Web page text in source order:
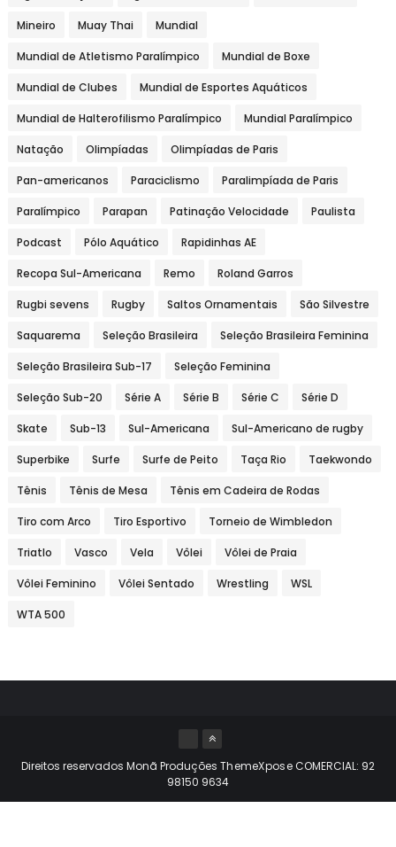
Mineiro Muay Thai Mundial
Mundial de Atletismo Paralímpico Mundial de Boxe
Mundial de Clubes Mundial de Esportes Aquáticos
Mundial de Halterofilismo Paralímpico Mundial Paralímpico
Natação Olimpíadas Olimpíadas de Paris
Pan-americanos Paraciclismo Paralimpíada de Paris
Paralímpico Parapan Patinação Velocidade Paulista
Podcast Pólo Aquático Rapidinhas AE
Recopa Sul-Americana Remo Roland Garros
Rugbi sevens Rugby Saltos Ornamentais São Silvestre
Saquarema Seleção Brasileira Seleção Brasileira Feminina
Seleção Brasileira Sub-17 Seleção Feminina
Seleção Sub-20 Série A Série B Série C Série D
Skate Sub-13 Sul-Americana Sul-Americano de rugby
Superbike Surfe Surfe de Peito Taça Rio Taekwondo
Tênis Tênis de Mesa Tênis em Cadeira de Rodas
Tiro com Arco Tiro Esportivo Torneio de Wimbledon
Triatlo Vasco Vela Vôlei Vôlei de Praia
Vôlei Feminino Vôlei Sentado Wrestling WSL
WTA 500
Direitos reservados Monã Produções ThemeXposeCOMERCIAL: 92
98150 9634